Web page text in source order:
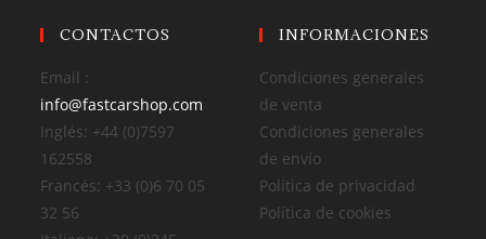
CONTACTOS
Email :
info@fastcarshop.com
Inglés: +44 (0)7597
162558
Francés: +33 (0)6 70 05
32 56
INFORMACIONES
Condiciones generales
de venta
Condiciones generales
de envío
Política de privacidad
Política de cookies